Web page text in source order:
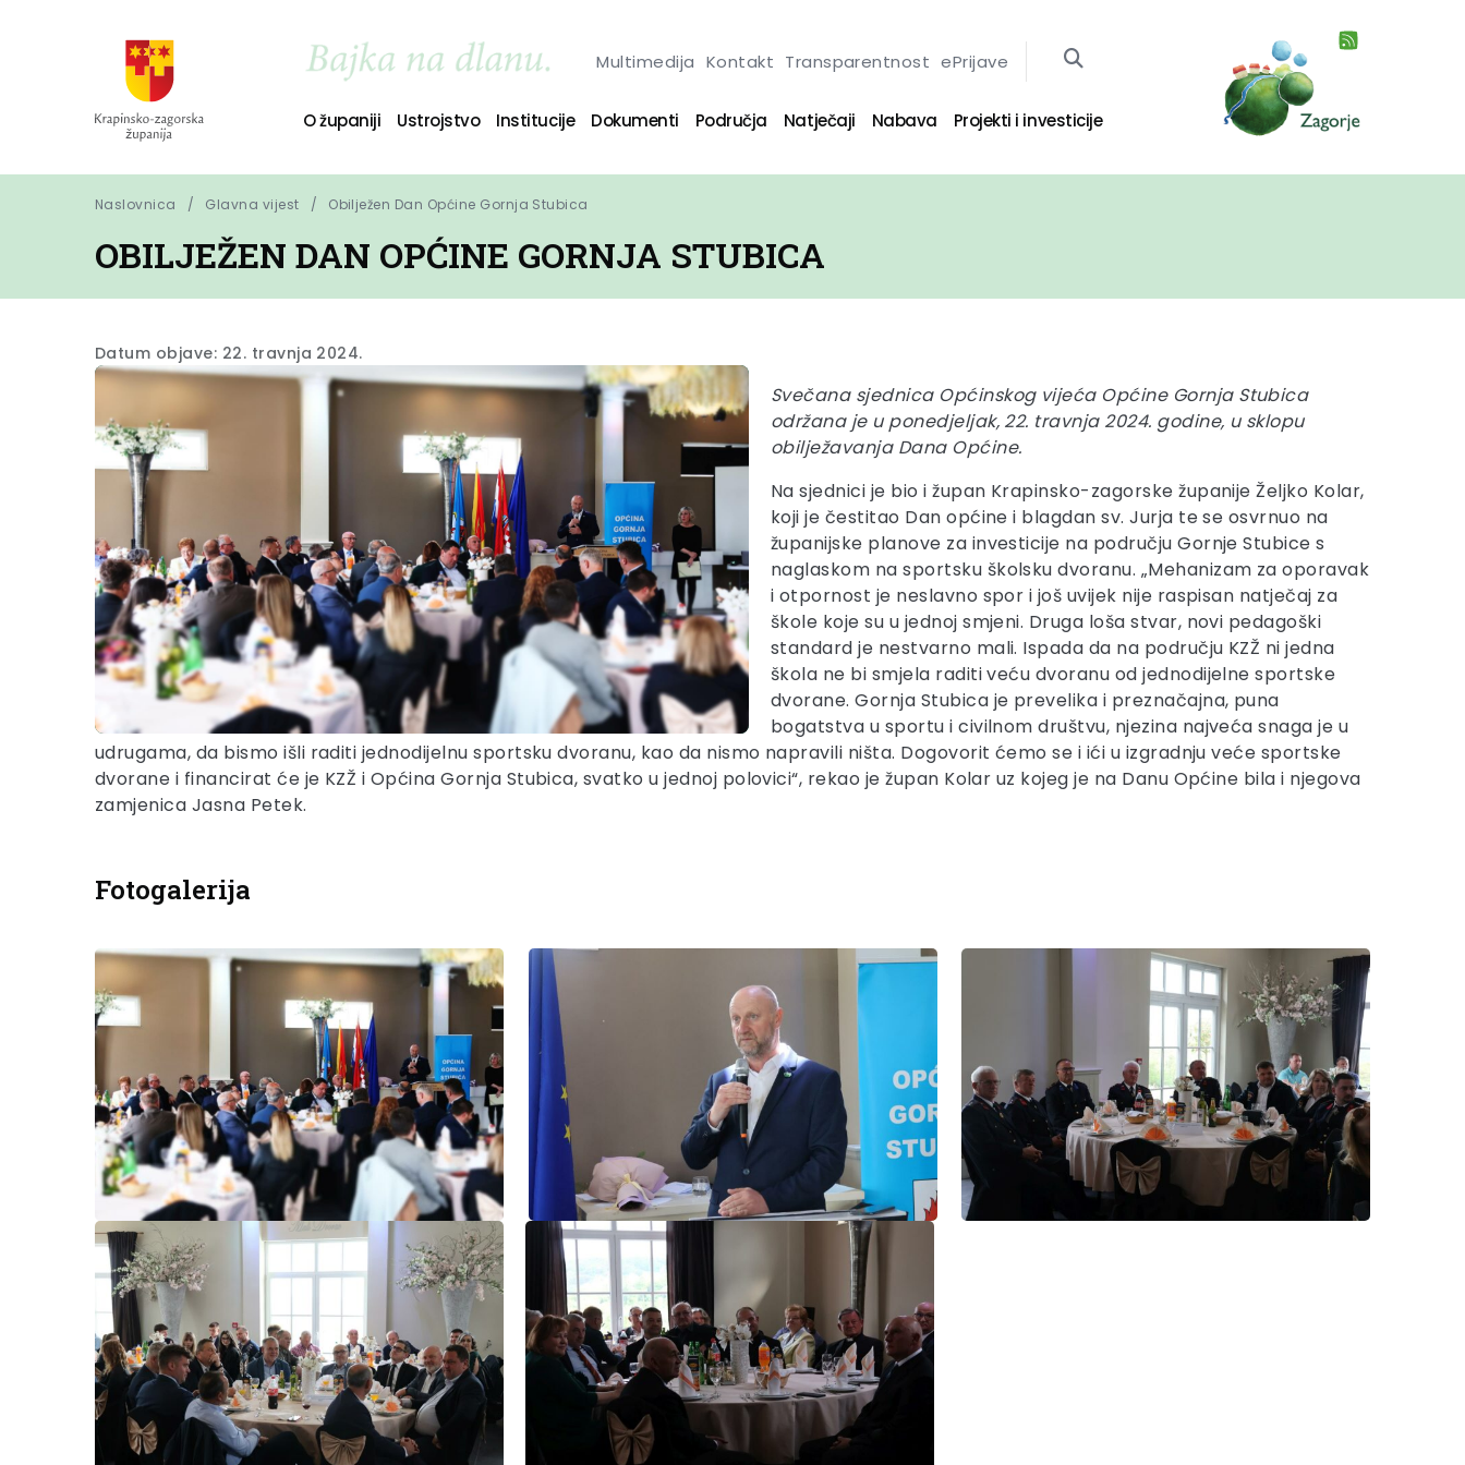
Multimedija Kontakt Transparentnost ePrijave
O županiji Ustrojstvo Institucije Dokumenti Područja Natječaji Nabava Projekti i investicije
Naslovnica Glavna vijest Obilježen Dan Općine Gornja Stubica
OBILJEŽEN DAN OPĆINE GORNJA STUBICA
Datum objave: 22. travnja 2024.
Svečana sjednica Općinskog vijeća Općine Gornja Stubica
održana je u ponedjeljak, 22. travnja 2024. godine, u sklopu
obilježavanja Dana Općine.
Na sjednici je bio i župan Krapinsko-zagorske županije Željko Kolar,
koji je čestitao Dan općine i blagdan sv. Jurja te se osvrnuo na
županijske planove za investicije na području Gornje Stubice s
naglaskom na sportsku školsku dvoranu. „Mehanizam za oporavak
i otpornost je neslavno spor i još uvijek nije raspisan natječaj za
škole koje su u jednoj smjeni. Druga loša stvar, novi pedagoški
standard je nestvarno mali. Ispada da na području KZŽ ni jedna
škola ne bi smjela raditi veću dvoranu od jednodijelne sportske
dvorane. Gornja Stubica je prevelika i preznačajna, puna
bogatstva u sportu i civilnom društvu, njezina najveća snaga je u
udrugama, da bismo išli raditi jednodijelnu sportsku dvoranu, kao da nismo napravili ništa. Dogovorit ćemo se i ići u izgradnju veće sportske
dvorane i financirat će je KZŽ i Općina Gornja Stubica, svatko u jednoj polovici“, rekao je župan Kolar uz kojeg je na Danu Općine bila i njegova
zamjenica Jasna Petek.
Fotogalerija